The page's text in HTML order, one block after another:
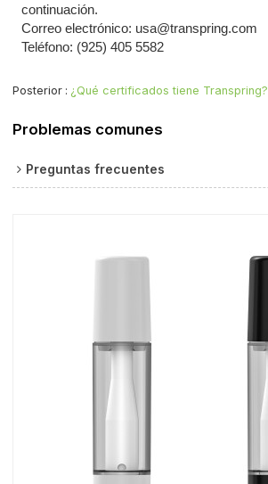
continuación.
Correo electrónico: usa@transpring.com
Teléfono: (925) 405 5582
Posterior ¿Qué certificados tiene Transpring?
Problemas comunes
Preguntas frecuentes